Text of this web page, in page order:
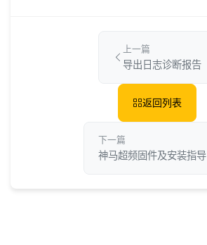
上一篇
导出日志诊断报告
返回列表
下一篇
神马超频固件及安装指导